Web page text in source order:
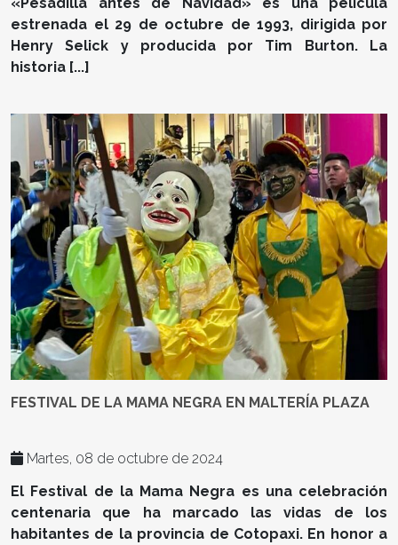
estrenada el 29 de octubre de 1993, dirigida por
Henry Selick y producida por Tim Burton. La
historia [...]
FESTIVAL DE LA MAMA NEGRA EN MALTERÍA PLAZA
Martes, 08 de octubre de 2024
El Festival de la Mama Negra es una celebración
centenaria que ha marcado las vidas de los
habitantes de la provincia de Cotopaxi. En honor a